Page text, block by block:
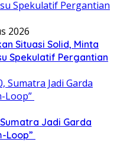
2026
Situasi Solid, Minta
Spekulatif Pergantian
Jadi Garda
Loop”